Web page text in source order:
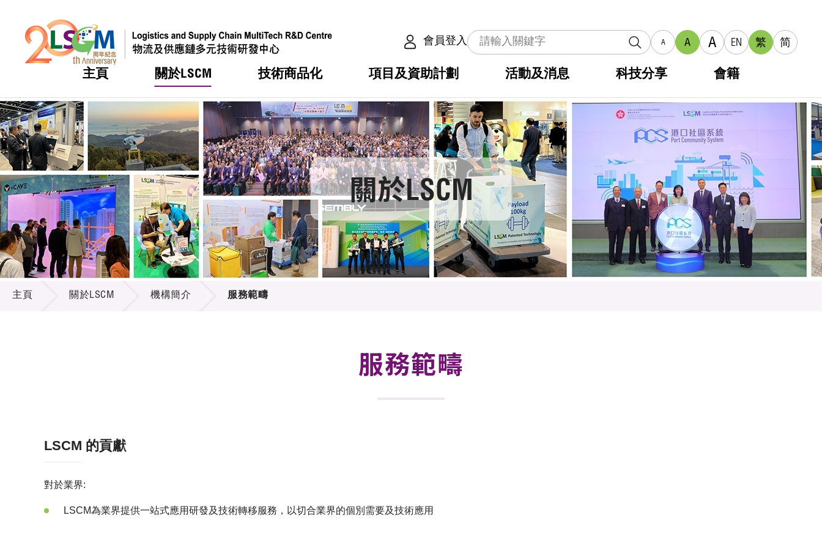
跳到內容（按回車鍵）
會員登入 A A A EN 繁 简
主頁 關於LSCM
熱門
獎項
LSCM 動向
機構簡介
願景及使命
服務範疇
組織架構
組織架構
董事局
研究顧問
招標通告
供應商登記
技術商品化
熱門
獎項
LSCM 動向
服務
可獲授權之技術
應用於公共服務之創新技術
重點項目
項目及資助計劃
熱門
獎項
LSCM 動向
合作計劃
研發重點
資助計劃
資助計劃
稅務優惠
申請
評審
徵求研發項目計劃書
項目資料庫
活動及消息
熱門
獎項
LSCM 動向
活動
LSCM 動向
業界活動
獎項
新聞中心
媒體報導
新聞稿
資訊中心
多媒體
科技分享 會籍
熱門
獎項
LSCM 動向
會籍及服務
登記會籍
會員列表
會員登入 關於LSCM
關於LSCM
主頁 關於LSCM 機構簡介 服務範疇
服務範疇
LSCM 的貢獻
對於業界:
LSCM為業界提供一站式應用研發及技術轉移服務，以切合業界的個別需要及技術應用